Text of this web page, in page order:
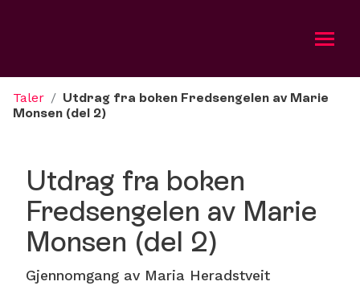
Om oss
Bli med
Kalender
Taler
Taler / Utdrag fra boken Fredsengelen av Marie
Monsen (del 2)
Utdrag fra boken
Fredsengelen av Marie
Monsen (del 2)
Gjennomgang av Maria Heradstveit